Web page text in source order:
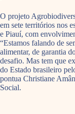
O projeto
em sete territórios nos
e Piauí, com
“Estamos falando de
alimentar, de garantia
desafio. Mas tem que
do Estado brasileiro
pontua Christiane
Social.